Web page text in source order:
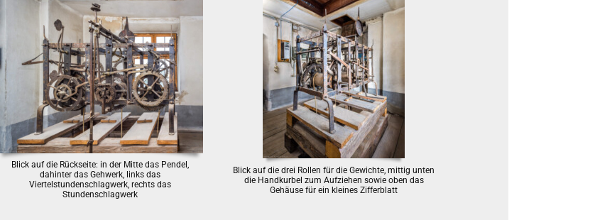
Blick auf die Rückseite: in der Mitte das Pendel,
dahinter das Gehwerk, links das
Viertelstundenschlagwerk, rechts das
Stundenschlagwerk
Blick auf die drei Rollen für die Gewichte, mittig unten
die Handkurbel zum Aufziehen sowie oben das
Gehäuse für ein kleines Zifferblatt